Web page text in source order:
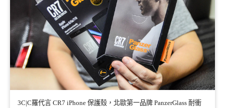
3C|C羅代言 CR7 iPhone 保護殼，北歐第一品牌 PanzerGlass 耐衝